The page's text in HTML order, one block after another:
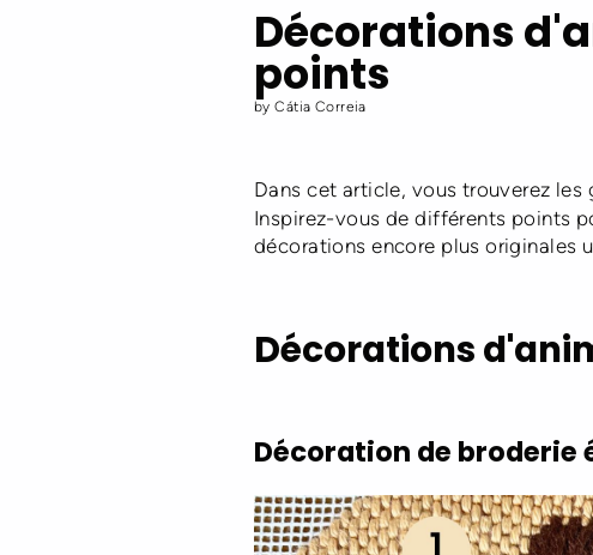
Décorations
points
by Cátia Correia
Dans cet article, vous trouverez
Inspirez-vous de différents points
décorations encore plus originales
Décorations
Décoration de broderie